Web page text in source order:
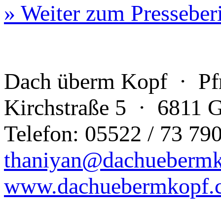
» Weiter zum
Dach überm Kopf ·
Kirchstraße 5 · 6811
Telefon: 05522 / 73